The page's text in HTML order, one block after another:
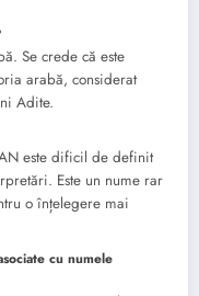
Se crede că este
arabă, considerat
Adite.
este dificil de definit
Este un nume rar
o înțelegere mai
cu numele